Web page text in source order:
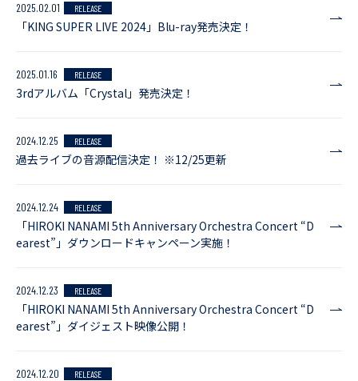
2025.02.01 RELEASE
「KING SUPER LIVE 2024」Blu-ray発売決定！
2025.01.16 RELEASE
3rdアルバム「Crystal」発売決定！
2024.12.25 RELEASE
過去ライブの音源配信決定！ ※12/25更新
2024.12.24 RELEASE
「HIROKI NANAMI 5th Anniversary Orchestra Concert “D
earest”」ダウンロードキャンペーン実施！
2024.12.23 RELEASE
「HIROKI NANAMI 5th Anniversary Orchestra Concert “D
earest”」ダイジェスト映像公開！
2024.12.20 RELEASE